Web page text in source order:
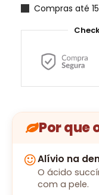
Compras até
Por que
Alívio na
O ácido
com a pele.